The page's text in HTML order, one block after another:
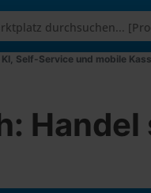
Self-Service und mobile